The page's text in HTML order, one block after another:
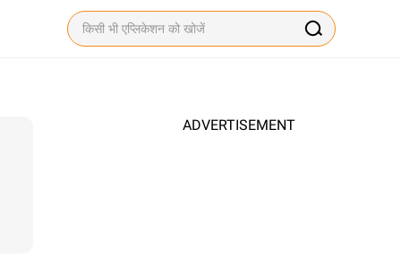
ADVERTISEMENT